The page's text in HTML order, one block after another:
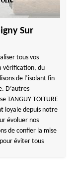
Sur
tous vos
vérification, du
de l’isolant fin
D’autres
TANGUY TOITURE
loyale depuis notre
évoluer nos
de confier la mise
éviter tous